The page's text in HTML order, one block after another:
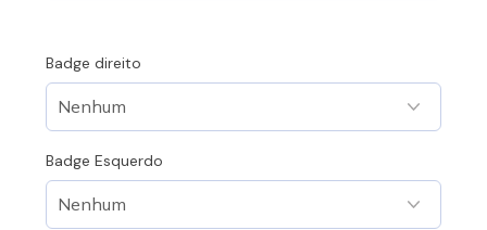
Badge direito
Badge Esquerdo